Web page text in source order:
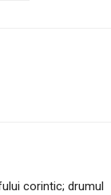
corintic; drumul